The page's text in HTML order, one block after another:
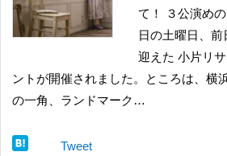
て！ ３公演め
日の土曜日、
迎えた 小片リ
ントが開催されました。ところは、横
の一角、ランドマーク…
Tweet